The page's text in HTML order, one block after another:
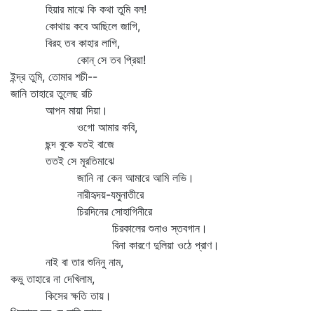
হিয়ার মাঝে কি কথা তুমি বল!
কোথায় কবে আছিলে জাগি,
বিরহ তব কাহার লাগি,
কোন্‌ সে তব প্রিয়া!
ইন্দ্র তুমি, তোমার শচী--
জানি তাহারে তুলেছ রচি
আপন মায়া দিয়া।
ওগো আমার কবি,
ছন্দ বুকে যতই বাজে
ততই সে মূরতিমাঝে
জানি না কেন আমারে আমি লভি।
নারীহৃদয়-যমুনাতীরে
চিরদিনের সোহাগিনীরে
চিরকালের শুনাও স্তবগান।
বিনা কারণে দুলিয়া ওঠে প্রাণ।
নাই বা তার শুনিনু নাম,
কভু তাহারে না দেখিলাম,
কিসের ক্ষতি তায়।